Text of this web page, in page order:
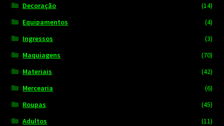
Decoração
(14)
Equipamentos
(4)
Ingressos
(3)
Maquiagens
(70)
Materiais
(42)
Mercearia
(6)
Roupas
(45)
Adultos
(11)